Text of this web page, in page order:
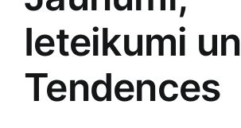
Jaunākie pārdevēji
Pirktākās preces
Grāmatas
Gudrā māja
Ieteikumi un
Tendences